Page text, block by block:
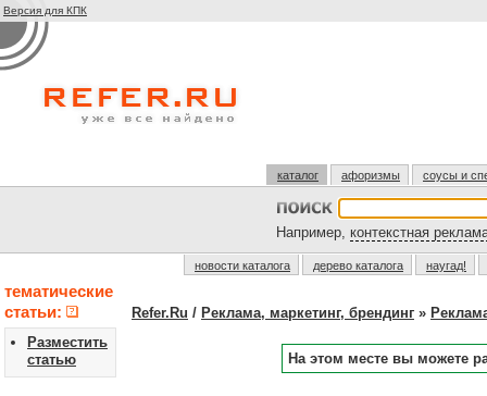
Версия для КПК
каталог афоризмы соусы и
Например, контекстная
новости каталога дерево каталога наугад!
тематические
статьи:
Разместить
статью
Refer.Ru / Реклама, маркетинг, брендинг »
На этом месте вы можете